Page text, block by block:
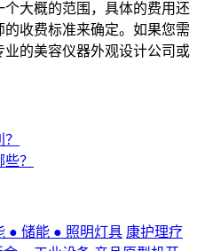
大概的范围，具体的费用还
收费标准来确定。如果您需
的美容仪器外观设计公司或
？
● 储能 ● 照明灯具 康护理疗